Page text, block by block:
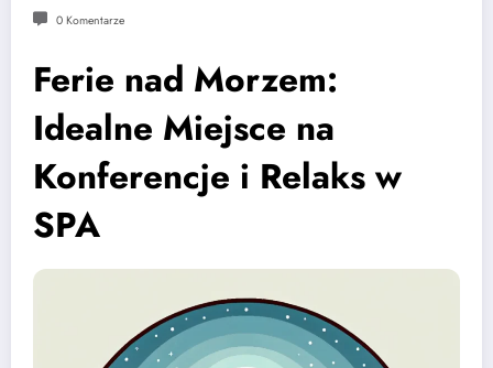
0 Komentarze
Ferie nad Morzem:
Idealne Miejsce na
Konferencje i Relaks w
SPA